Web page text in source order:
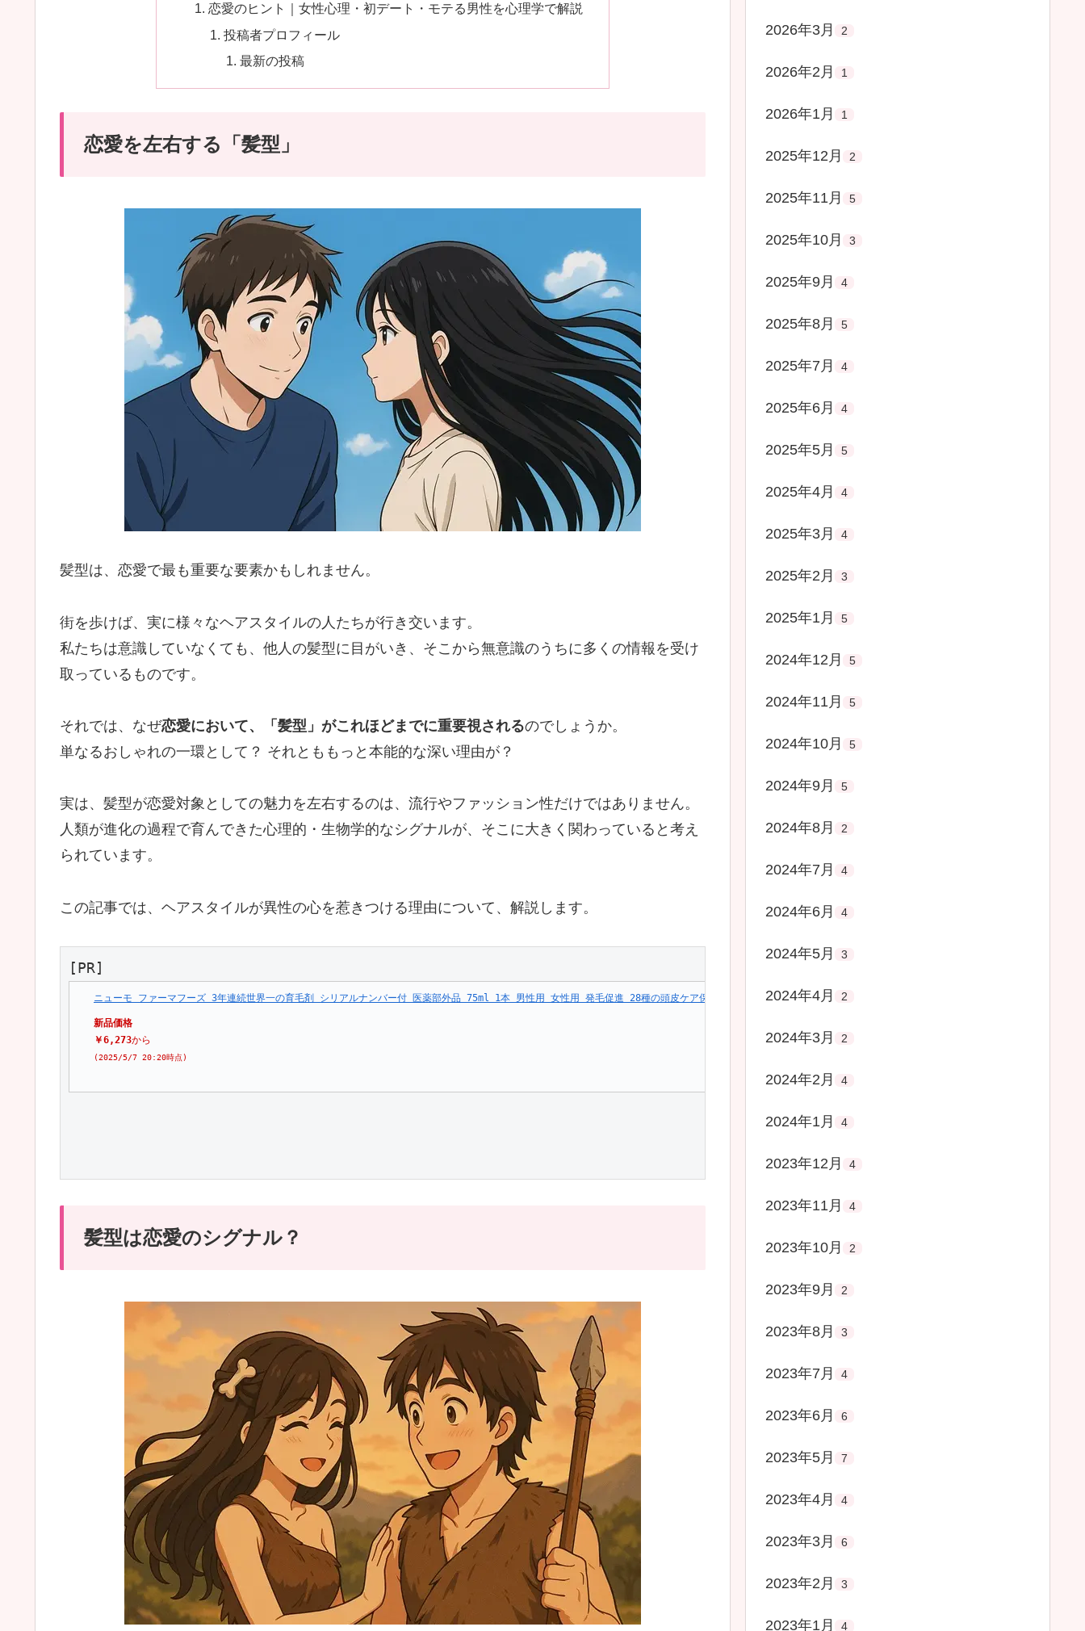
恋愛のヒント｜女性心理・初デート・モテる男性を心理学で解説
投稿者プロフィール
最新の投稿
恋愛を左右する「髪型」
髪型は、恋愛で最も重要な要素かもしれません。
街を歩けば、実に様々なヘアスタイルの人たちが行き交います。
私たちは意識していなくても、他人の髪型に目がいき、そこから無意識のうちに多くの情報を受け
取っているものです。
それでは、なぜ恋愛において、「髪型」がこれほどまでに重要視されるのでしょうか。
単なるおしゃれの一環として？ それとももっと本能的な深い理由が？
実は、髪型が恋愛対象としての魅力を左右するのは、流行やファッション性だけではありません。
人類が進化の過程で育んできた心理的・生物学的なシグナルが、そこに大きく関わっていると考え
られています。
この記事では、ヘアスタイルが異性の心を惹きつける理由について、解説します。
[PR]
ニューモ ファーマフーズ 3年連続世界一の育毛剤 シリアルナンバー付 医薬部外品 75ml 1本 男性用 女性用 発毛促進 28種の頭皮ケア保護成分 無添加 抜け毛予防 脱毛予防 薄毛対策 頭皮トリートメント 頭皮保護成分
新品価格
￥6,273から
(2025/5/7 20:20時点)
髪型は恋愛のシグナル？
2026年3月 2
2026年2月 1
2026年1月 1
2025年12月 2
2025年11月 5
2025年10月 3
2025年9月 4
2025年8月 5
2025年7月 4
2025年6月 4
2025年5月 5
2025年4月 4
2025年3月 4
2025年2月 3
2025年1月 5
2024年12月 5
2024年11月 5
2024年10月 5
2024年9月 5
2024年8月 2
2024年7月 4
2024年6月 4
2024年5月 3
2024年4月 2
2024年3月 2
2024年2月 4
2024年1月 4
2023年12月 4
2023年11月 4
2023年10月 2
2023年9月 2
2023年8月 3
2023年7月 4
2023年6月 6
2023年5月 7
2023年4月 4
2023年3月 6
2023年2月 3
2023年1月 4